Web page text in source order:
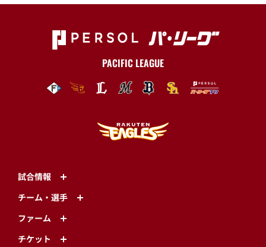
PACIFIC LEAGUE
試合情報
チーム・選手
ファーム
チケット